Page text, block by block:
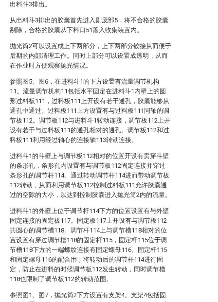
出料斗3排出。
从出料斗3排出的胶囊首先进入剔废部5，将不合格的胶囊
剔除，合格的胶囊从下料口51落入收集装置内。
抛光筒2可以设置成上下两部分，上下两部分铰接从而便于
后期的内部清理工作。同时上部分可以设置成透明，从而
在作业时方便观察抛光情况。
参照图5、图6，在进料斗1的下方设置有流量调节机构
11。流量调节机构11包括水平固定在进料斗1内壁上的圆
形过料板111，过料板111上开设有若干通孔，胶囊能够从
通孔中通过。过料板111上方设置有与过料板111同轴的调
节板112。调节板112与进料斗1转动连接，调节板112上开
设有若干与过料板111的通孔相对的通孔。调节板112和过
料板111利用经过轴心的连接轴113转动连接。
进料斗1的斗壁上与调节板112相对的位置开设有贯穿斗壁
的条形孔，条形孔内设置有与调节板112固定连接并穿过
条形孔的调节杆114。通过转动调节杆114进而带动调节板
112转动，从而利用调节板112控制过料板111允许胶囊通
过的空隙的大小，以达到控制胶囊进入抛光筒2内的流量。
进料斗1的外壁上位于调节杆114下方的位置设置有与外壁
固定连接的固定板117。固定板117上开设有与调节板112
共圆心的调节槽118。调节杆114上与调节槽118相对的位
置设置有穿过调节槽118的固定杆115，固定杆115位于调
节槽118下方的一端螺纹连接有固定螺母116。固定杆115
和固定螺母116的配合用于将转动后的调节杆114进行固
定，防止在进料的时候调节板112发生转动，同时调节槽
118也限制了调节板112的转动范围。
参照图1、图7，抛光筒2下方设置有支架4。支架4包括固